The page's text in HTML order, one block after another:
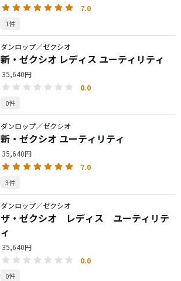
7.0
1件
ダンロップ／ゼクシオ
新・ゼクシオ レディス ユーティリティ
35,640円
0.0
0件
ダンロップ／ゼクシオ
新・ゼクシオ ユーティリティ
35,640円
7.0
3件
ダンロップ／ゼクシオ
ザ・ゼクシオ レディス ユーティリテ
ィ
35,640円
0.0
0件